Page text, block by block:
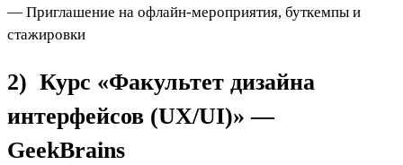
— Приглашение на офлайн-мероприятия, буткемпы и
стажировки
2) Курс «Факультет дизайна
интерфейсов (UX/UI)» —
GeekBrains